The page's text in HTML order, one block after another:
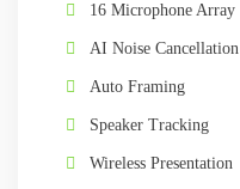
16 Microphone Array
AI Noise Cancellation
Auto Framing
Speaker Tracking
Wireless Presentation